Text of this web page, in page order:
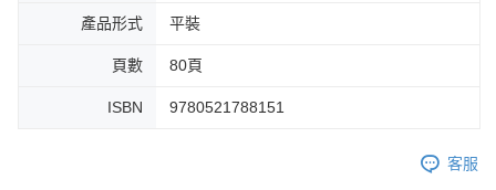
產品形式 平裝
頁數 80頁
ISBN 9780521788151
客服